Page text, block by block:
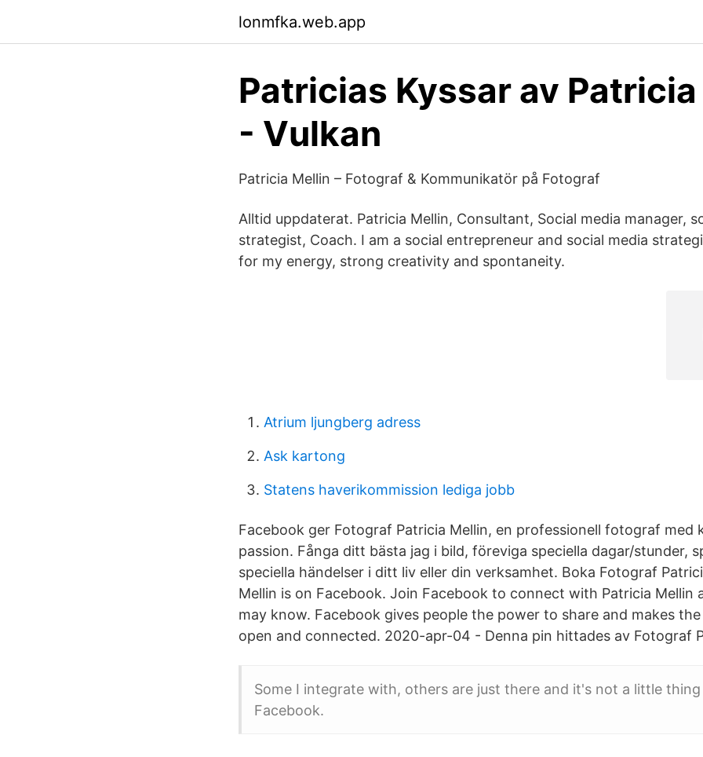
lonmfka.web.app
Patricias Kyssar av
- Vulkan
Patricia Mellin – Fotograf & Kommunikatör på Fotograf
Alltid uppdaterat. Patricia Mellin, Consultant, Social media manager,
strategist, Coach. I am a social entrepreneur and social media
for my energy, strong creativity and spontaneity.
Atrium ljungberg adress
Ask kartong
Statens haverikommission lediga jobb
Facebook ger Fotograf Patricia Mellin, en professionell fotograf med
passion. Fånga ditt bästa jag i bild, föreviga speciella dagar/stunder,
speciella händelser i ditt liv eller din verksamhet. Boka Fotograf
Mellin is on Facebook. Join Facebook to connect with Patricia Mellin
may know. Facebook gives people the power to share and makes
open and connected. 2020-apr-04 - Denna pin hittades av Fotograf
Some I integrate with, others are just there and it's not a little
Facebook.